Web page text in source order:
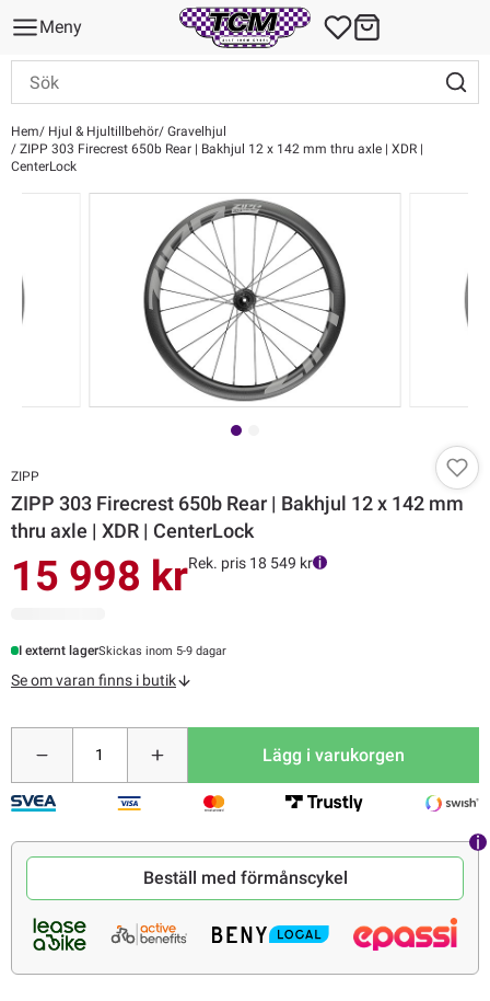
Meny
Hem Hjul & Hjultillbehör Gravelhjul
ZIPP 303 Firecrest 650b Rear | Bakhjul 12 x 142 mm thru axle | XDR |
CenterLock
ZIPP
ZIPP 303 Firecrest 650b Rear | Bakhjul 12 x 142 mm
thru axle | XDR | CenterLock
15 998 krRek. pris 18 549 kr
I externt lagerSkickas inom 5-9 dagar
Se om varan finns i butik
Lägg i varukorgen
Beställ med förmånscykel